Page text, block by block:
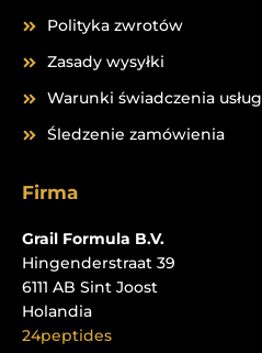
Polityka zwrotów
Zasady wysyłki
Warunki świadczenia usług
Śledzenie zamówienia
Firma
Grail Formula B.V.
Hingenderstraat 39
6111 AB Sint Joost
Holandia
24peptides